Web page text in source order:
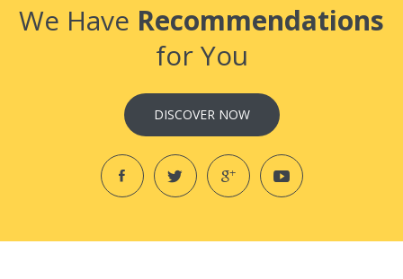
We Have Recommendations
for You
DISCOVER NOW